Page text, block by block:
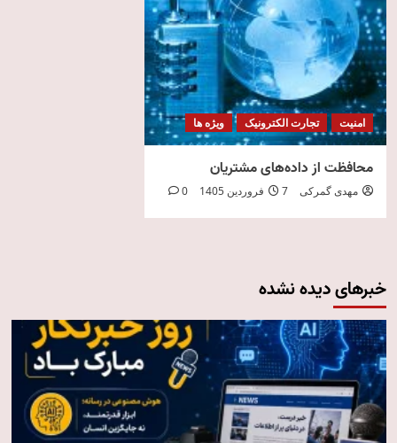
امنیت تجارت الکترونیک ویژه ها
محافظت از داده‌های مشتریان
مهدی گمرکی 7 فروردین 1405 0
خبرهای دیده نشده